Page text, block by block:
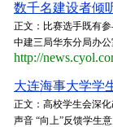
数千名建设者倾
正文：比赛选手既有
中建三局华东分局办
http://
大连海事大学学
正文：高校学生会深
声音 “向上”反馈学生